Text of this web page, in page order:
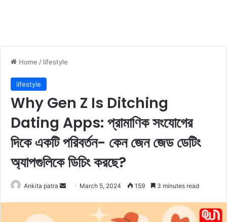
Home / lifestyle
lifestyle
Why Gen Z Is Ditching
Dating Apps: প্রামাণিক সংযোগের
দিকে একটি পরিবর্তন- কেন জেন জেড ডেটিং
অ্যাপগুলিকে ডিচিং করছে?
Ankita patra March 5, 2024 159 3 minutes read